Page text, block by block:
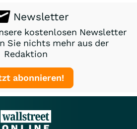
Newsletter
kostenlosen Newsletter
Sie nichts mehr aus der
Redaktion
abonnieren!